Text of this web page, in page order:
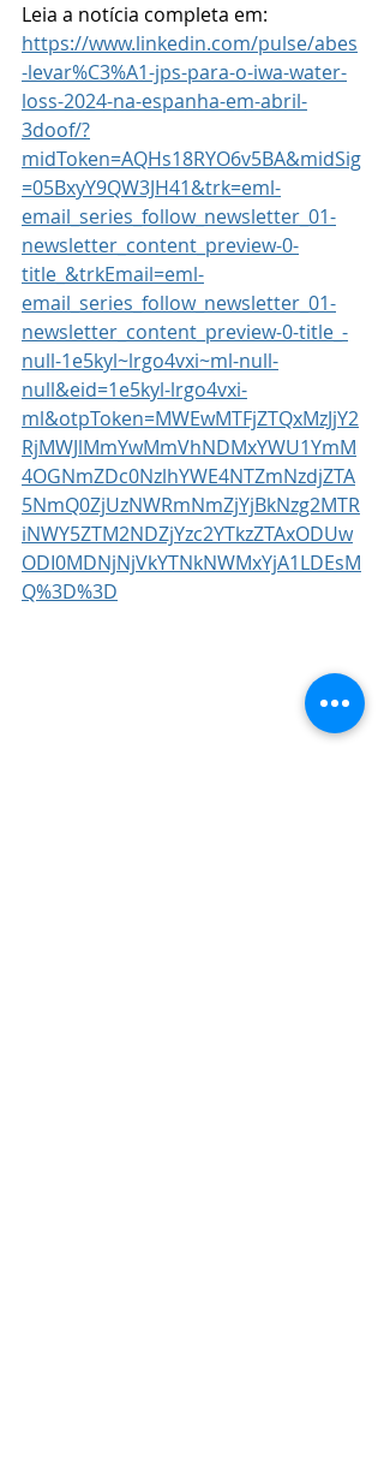
Leia a notícia completa em:
https://www.linkedin.com/pulse/abes
-levar%C3%A1-jps-para-o-iwa-water-
loss-2024-na-espanha-em-abril-
3doof/?
midToken=AQHs18RYO6v5BA&midSig
=05BxyY9QW3JH41&trk=eml-
email_series_follow_newsletter_01-
newsletter_content_preview-0-
title_&trkEmail=eml-
email_series_follow_newsletter_01-
newsletter_content_preview-0-title_-
null-1e5kyl~lrgo4vxi~ml-null-
null&eid=1e5kyl-lrgo4vxi-
ml&otpToken=MWEwMTFjZTQxMzJjY2
RjMWJlMmYwMmVhNDMxYWU1YmM
4OGNmZDc0NzlhYWE4NTZmNzdjZTA
5NmQ0ZjUzNWRmNmZjYjBkNzg2MTR
iNWY5ZTM2NDZjYzc2YTkzZTAxODUw
ODI0MDNjNjVkYTNkNWMxYjA1LDEsM
Q%3D%3D